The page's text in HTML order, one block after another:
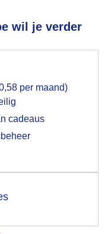
wil je verder
per maand)
cadeaus
voor het
op hebt gegeven,
je browser waarin